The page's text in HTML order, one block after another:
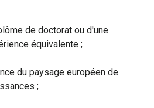
de doctorat ou d'une
équivalente ;
du paysage européen de
;